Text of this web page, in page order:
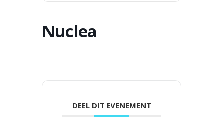
Nuclea
DEEL DIT EVENEMENT